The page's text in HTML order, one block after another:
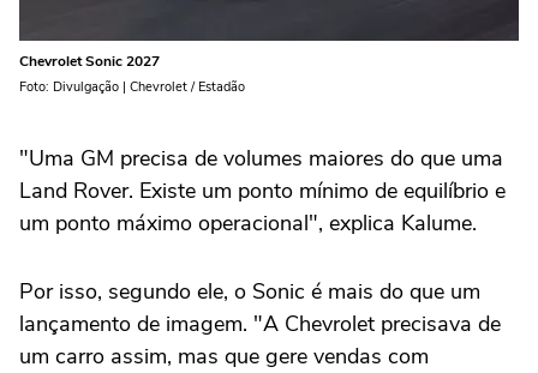
Chevrolet Sonic 2027
Foto: Divulgação | Chevrolet / Estadão
"Uma GM precisa de volumes maiores do que uma
Land Rover. Existe um ponto mínimo de equilíbrio e
um ponto máximo operacional", explica Kalume.
Por isso, segundo ele, o Sonic é mais do que um
lançamento de imagem. "A Chevrolet precisava de
um carro assim, mas que gere vendas com